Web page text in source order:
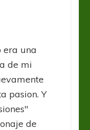
era una
de mi
pasion. Y
de